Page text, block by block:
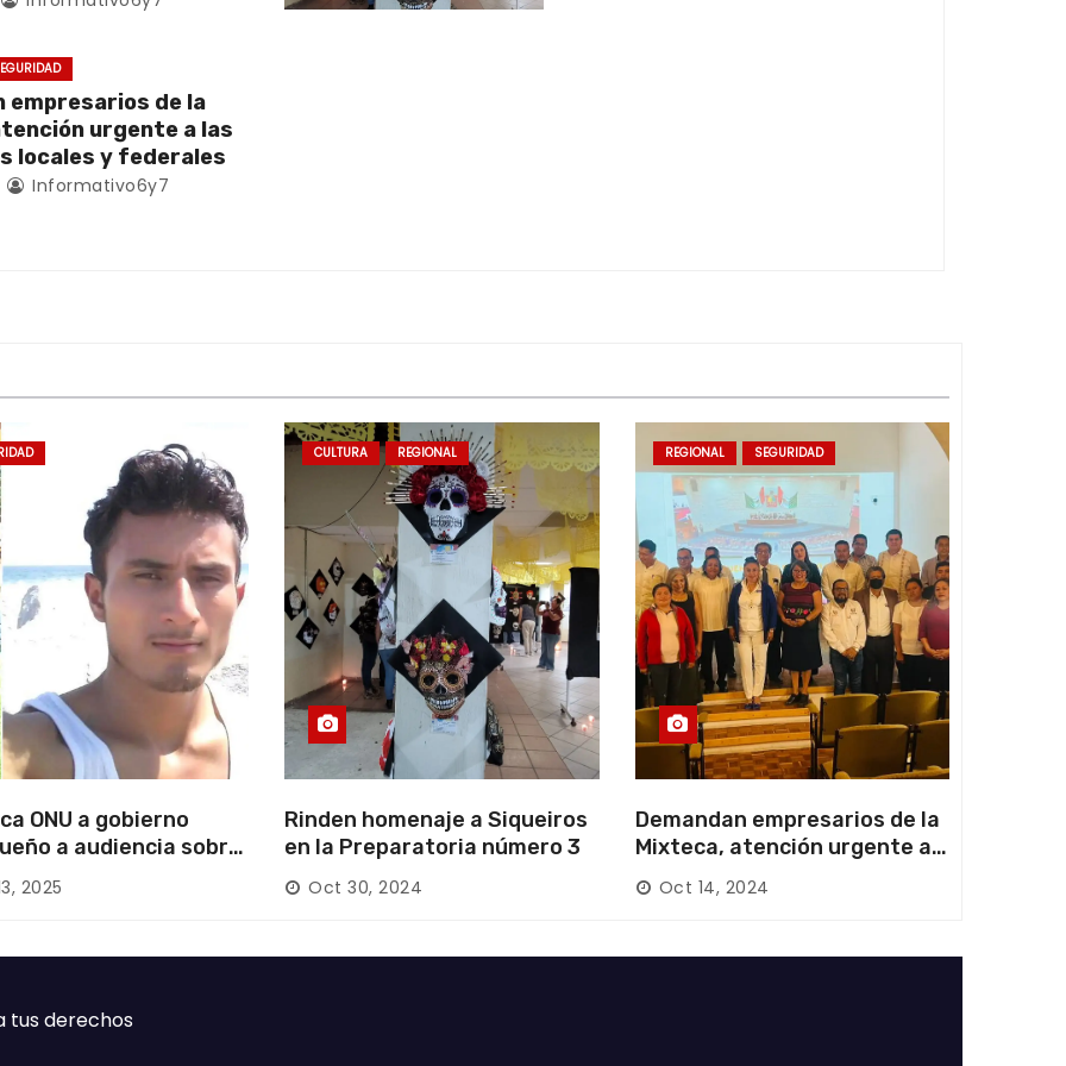
empresarios de la
urgente a las
locales y federales
Informativo6y7
ONU a gobierno
a audiencia sobre
forzada en la
2025
CULTURA REGIONAL
Rinden homenaje a Siqueiros
en la Preparatoria número 3
Oct 30, 2024
REGIONAL SEGURIDAD
Demandan empresarios de la
Mixteca, atención urgente a
las carreteras locales y
federales
Oct 14, 2024
tus derechos